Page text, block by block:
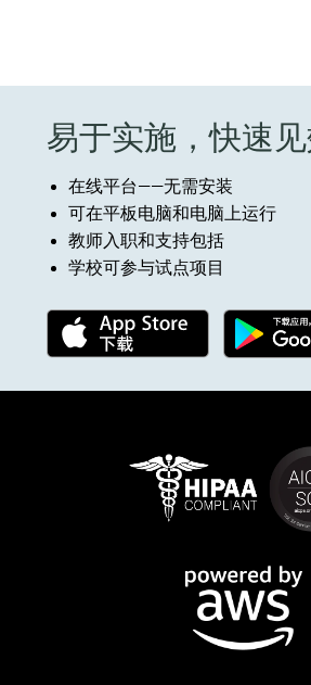
易于实施，快速
在线平台——无需安装
可在平板电脑和电脑上运行
教师入职和支持包括
学校可参与试点项目